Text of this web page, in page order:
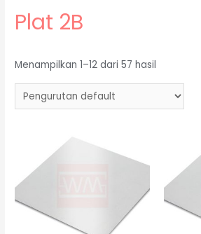
Plat 2B
Menampilkan 1–12 dari 57 hasil